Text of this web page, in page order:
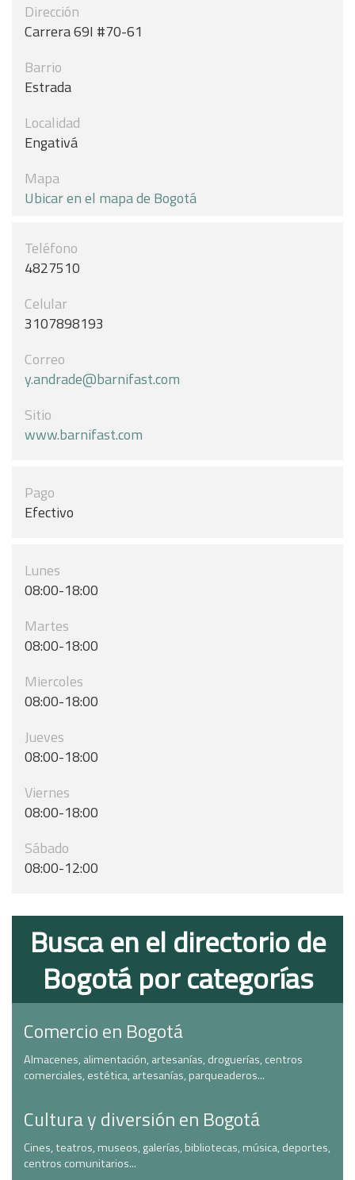
Dirección
Carrera 69I #70-61
Barrio
Estrada
Localidad
Engativá
Mapa
Ubicar en el mapa de Bogotá
Teléfono
4827510
Celular
3107898193
Correo
y.andrade@barnifast.com
Sitio
www.barnifast.com
Pago
Efectivo
Lunes
08:00-18:00
Martes
08:00-18:00
Miercoles
08:00-18:00
Jueves
08:00-18:00
Viernes
08:00-18:00
Sábado
08:00-12:00
Busca en el directorio de
Bogotá por categorías
Comercio en Bogotá
Almacenes, alimentación, artesanías, droguerías, centros
comerciales, estética, artesanías, parqueaderos...
Cultura y diversión en Bogotá
Cines, teatros, museos, galerías, bibliotecas, música, deportes,
centros comunitarios...